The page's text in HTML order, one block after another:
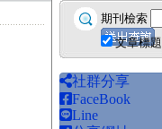
期刊檢索
文章標題
社群分享
FaceBook
Line